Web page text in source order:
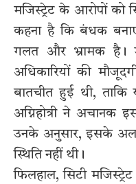
मजिस्ट्रेट के आरोपों को
कहना है कि बंधक
गलत और भ्रामक है।
अधिकारियों की
बातचीत हुई थी,
अग्निहोत्री ने अचानक
उनके अनुसार, इसके
स्थिति नहीं थी।
फिलहाल, सिटी